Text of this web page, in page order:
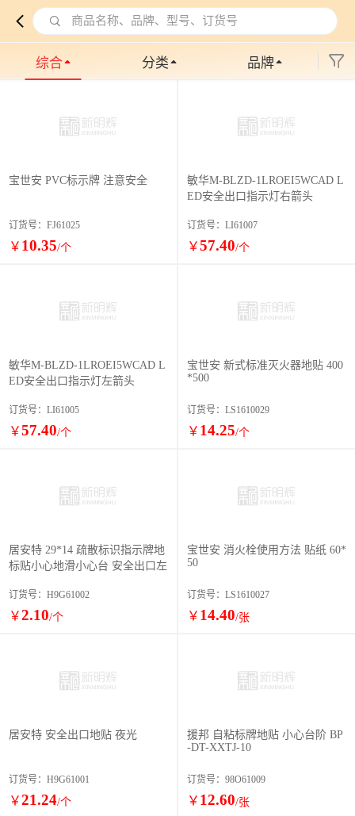
商品名称、品牌、型号、订货号
综合 分类 品牌
宝世安 PVC标示牌 注意安全
订货号：FJ61025
￥ 10.35/个
敏华M-BLZD-1LROEI5WCAD L
ED安全出口指示灯右箭头
订货号：LI61007
￥57.40/个
敏华M-BLZD-1LROEI5WCAD L
ED安全出口指示灯左箭头
订货号：LI61005
￥57.40/个
宝世安 新式标准灭火器地贴 400
*500
订货号：LS1610029
￥ 14.25/个
居安特 29*14 疏散标识指示牌地
标贴小心地滑小心台 安全出口左
订货号：H9G61002
￥2.10/个
宝世安 消火栓使用方法 贴纸 60*
50
订货号：LS1610027
￥ 14.40/张
居安特 安全出口地贴 夜光
订货号：H9G61001
￥21.24/个
援邦 自粘标牌地贴 小心台阶 BP
-DT-XXTJ-10
订货号：98O61009
￥ 12.60/张